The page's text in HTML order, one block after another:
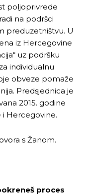
poljoprivrede
na podršci
preduzetništvu. U
iz Hercegovine
uz podršku
individualnu
obveze pomaže
Predsjednica je
2015. godine
i Hercegovine.
s Žanom.
proces